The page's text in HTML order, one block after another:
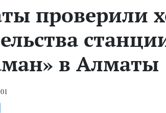
проверили
в Алматы